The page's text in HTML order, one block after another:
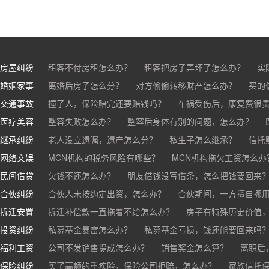
房屋纠纷 租客不付房租怎么办？ 租客把房子弄坏了怎么办？
实
房东不退押金怎么办？
买房的定金能退吗？ 买的房子
婚姻家事 离婚后房子怎么分？ 对方偷偷转移财产怎么办？
买的
离婚了公司股权怎么处理？
离婚后财产怎么分？
交通事故 撞了人，保险赔完还要赔钱吗？
车祸受伤后，康复费很
交通事故中，医保和对方赔偿能同时拿吗？
车祸导致人
医疗美容 整容失败怎么办？ 整容后身体有别的问题，怎么办？
医美机构宣传的与实际结果不符怎么办？
医疗事故怎么
医疗器械出问题，怎么办？
继承纠纷 老人没立遗嘱，遗产怎么分？ 私生子怎么继承？
信托
基金怎么继承？
股票怎么继承？
网络文娱 MCN机构的税务风险有哪些？
MCN机构拖欠工资怎么办
抖音账号归谁？
民间借贷 欠钱不还怎么办？
朋友借钱没写借条，怎么把钱要回来
帮人担保借款，对方不还，我要承担全部责任吗？
合伙纠纷 合伙人未按约定出资，怎么办？
合伙期间，一方擅自挪
和合伙人有矛盾，怎么办？
拆迁安置 拆迁补偿款一直拖着不给怎么办？
房子有特殊历史价值
投资纠纷
私募基金暴雷怎么办？
私募基金亏损，钱还能要回来吗
福利工资
公司不发销售提成怎么办？ 销售奖金怎么算？
离职后
销售目标未完成，公司有权不发提成和奖金吗？
公司变
保险纠纷 买了高额的重疾险，保险公司拒赔，怎么办？
家族信托